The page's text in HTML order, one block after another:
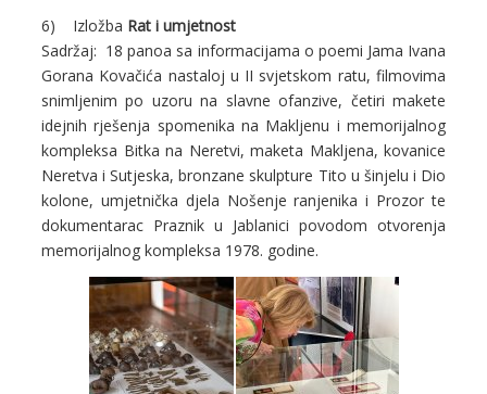
6) Izložba Rat i umjetnost
Sadržaj: 18 panoa sa informacijama o poemi Jama Ivana
Gorana Kovačića nastaloj u II svjetskom ratu, filmovima
snimljenim po uzoru na slavne ofanzive, četiri makete
idejnih rješenja spomenika na Makljenu i memorijalnog
kompleksa Bitka na Neretvi, maketa Makljena, kovanice
Neretva i Sutjeska, bronzane skulpture Tito u šinjelu i Dio
kolone, umjetnička djela Nošenje ranjenika i Prozor te
dokumentarac Praznik u Jablanici povodom otvorenja
memorijalnog kompleksa 1978. godine.